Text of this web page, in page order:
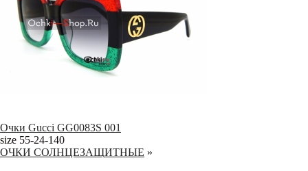
Очки Gucci GG0083S 001
size 55-24-140
ОЧКИ СОЛНЦЕЗАЩИТНЫЕ »